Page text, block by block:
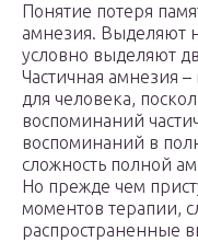
Понятие потеря
амнезия. Выделяют
условно выделяют
Частичная амнезия
для человека,
воспоминаний
воспоминаний в
сложность полной
Но прежде чем
моментов терапии,
распространенные